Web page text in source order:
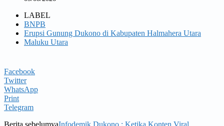
LABEL
BNPB
Erupsi Gunung Dukono di Kabupaten Halmahera Utara
Maluku Utara
Facebook
Twitter
WhatsApp
Print
Telegram
Berita sebelumyaInfodemik Dukono : Ketika Konten Viral